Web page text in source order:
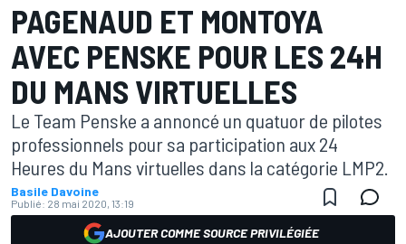
PAGENAUD ET MONTOYA
AVEC PENSKE POUR LES 24H
DU MANS VIRTUELLES
Le Team Penske a annoncé un quatuor de pilotes
professionnels pour sa participation aux 24
Heures du Mans virtuelles dans la catégorie LMP2.
Basile Davoine
Publié: 28 mai 2020, 13:19
AJOUTER COMME SOURCE PRIVILÉGIÉE